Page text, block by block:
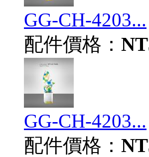
GG-CH-4203...
配件價格：
GG-CH-4203...
配件價格：